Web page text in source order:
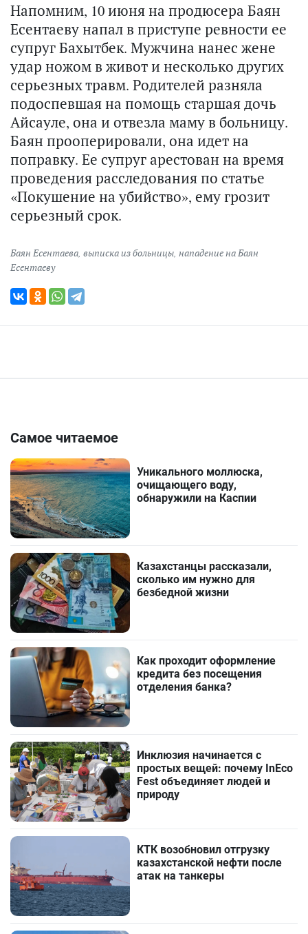
Напомним, 10 июня на продюсера Баян
Есентаеву напал в приступе ревности ее
супруг Бахытбек. Мужчина нанес жене
удар ножом в живот и несколько других
серьезных травм. Родителей разняла
подоспевшая на помощь старшая дочь
Айсауле, она и отвезла маму в больницу.
Баян прооперировали, она идет на
поправку. Ее супруг арестован на время
проведения расследования по статье
«Покушение на убийство», ему грозит
серьезный срок.
Баян Есентаева, выписка из больницы, нападение на Баян
Есентаеву
Самое читаемое
Уникального моллюска,
очищающего воду,
обнаружили на Каспии
Казахстанцы рассказали,
сколько им нужно для
безбедной жизни
Как проходит оформление
кредита без посещения
отделения банка?
Инклюзия начинается с
простых вещей: почему InEco
Fest объединяет людей и
природу
КТК возобновил отгрузку
казахстанской нефти после
атак на танкеры